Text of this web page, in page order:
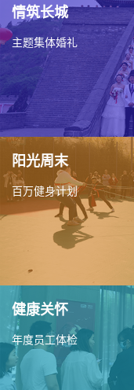
情筑长城
主题集体婚礼
阳光周末
百万健身计划
健康关怀
年度员工体检